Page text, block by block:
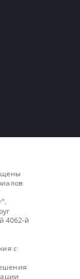
".
4062-й
с